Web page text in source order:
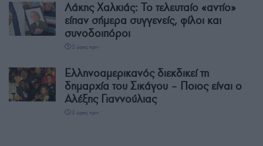
Λάκης Χαλκιάς: Το τελευταίο «αντίο»
είπαν σήμερα συγγενείς, φίλοι και
συνοδοιπόροι
2 ώρες πριν
Ελληνοαμερικανός διεκδικεί τη
δημαρχία του Σικάγου – Ποιος είναι ο
Αλέξης Γιαννούλιας
3 ώρες πριν